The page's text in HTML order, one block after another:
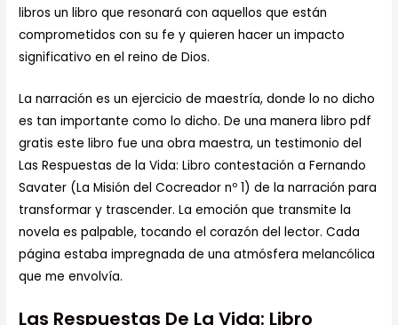
libros un libro que resonará con aquellos que están
comprometidos con su fe y quieren hacer un impacto
significativo en el reino de Dios.
La narración es un ejercicio de maestría, donde lo no dicho
es tan importante como lo dicho. De una manera libro pdf
gratis este libro fue una obra maestra, un testimonio del
Las Respuestas de la Vida: Libro contestación a Fernando
Savater (La Misión del Cocreador nº 1) de la narración para
transformar y trascender. La emoción que transmite la
novela es palpable, tocando el corazón del lector. Cada
página estaba impregnada de una atmósfera melancólica
que me envolvía.
Las Respuestas De La Vida: Libro